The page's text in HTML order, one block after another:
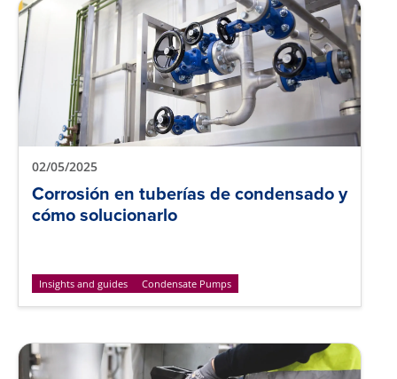
02/05/2025
Corrosión en tuberías de condensado y
cómo solucionarlo
Insights and guides Condensate Pumps